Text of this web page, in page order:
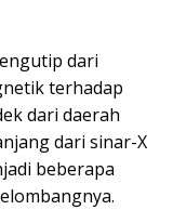
dari
terhadap
dari daerah
dari sinar-X
beberapa